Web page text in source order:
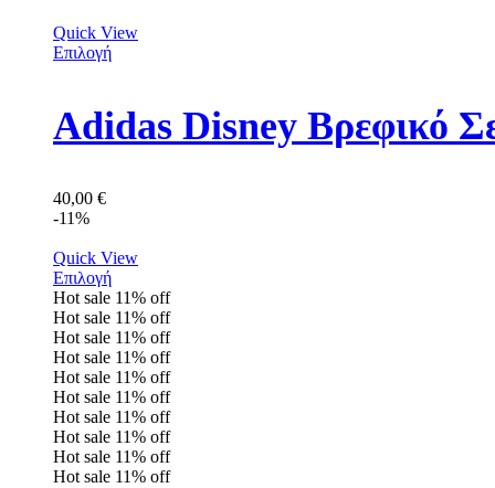
Quick View
Επιλογή
Adidas Disney Βρεφικό
40,00 €
-11%
Quick View
Επιλογή
Hot sale 11% off
Hot sale 11% off
Hot sale 11% off
Hot sale 11% off
Hot sale 11% off
Hot sale 11% off
Hot sale 11% off
Hot sale 11% off
Hot sale 11% off
Hot sale 11% off